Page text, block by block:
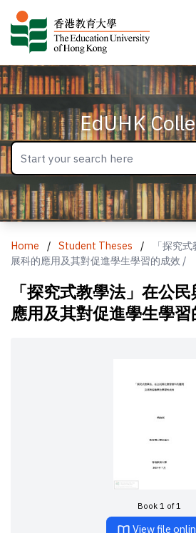
EdUHK
Home / Student Theses /
「探究
展科的應用及其對促進學生學習的成效 /
「探究式教學法」在公
應用及其對促進學生學
Book 1 of 1
View file